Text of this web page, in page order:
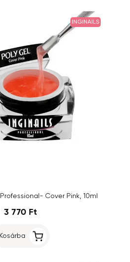
INGINAILS
Cover Pink, 10ml
3 770 Ft
Kosárba